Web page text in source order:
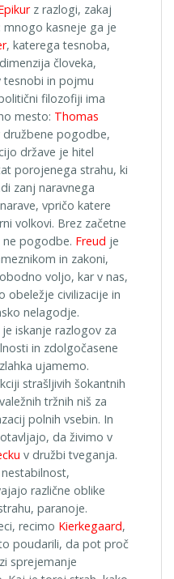
z razlogi, zakaj
mnogo kasneje ga je
, katerega tesnoba,
človeka,
tesnobi in pojmu
filozofiji ima
mesto: Thomas
pogodbe,
države je hitel
porojenega strahu, ki
zanj naravnega
vpričo katere
volkovi. Brez začetne
pogodbe. Freud je
in zakoni,
voljo, kar v nas,
obeležje civilizacije in
nelagodje.
iskanje razlogov za
in zdolgočasene
ujamemo.
strašljivih šokantnih
tržnih niš za
polnih vsebin. In
da živimo v
v družbi tveganja.
različne oblike
paranoje.
recimo Kierkegaard,
poudarili, da pot proč
sprejemanje